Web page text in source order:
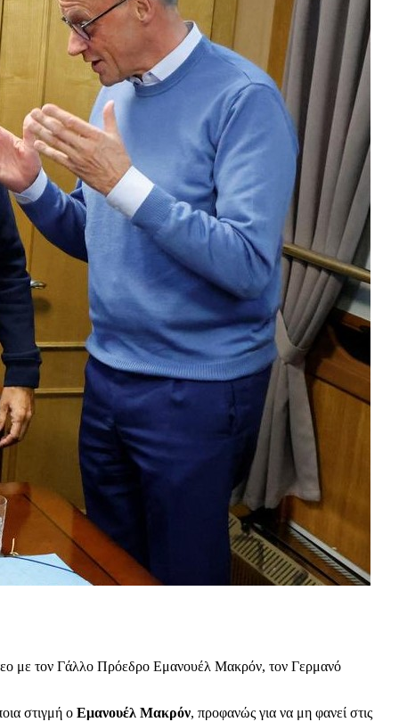
με τον Γάλλο Πρόεδρο Εμανουέλ Μακρόν, τον Γερμανό
στιγμή ο Εμανουέλ Μακρόν, προφανώς για να μη φανεί στις